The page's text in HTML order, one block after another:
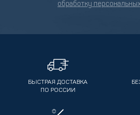
обработку
БЫСТРАЯ ДОСТАВКА
ПО РОССИИ